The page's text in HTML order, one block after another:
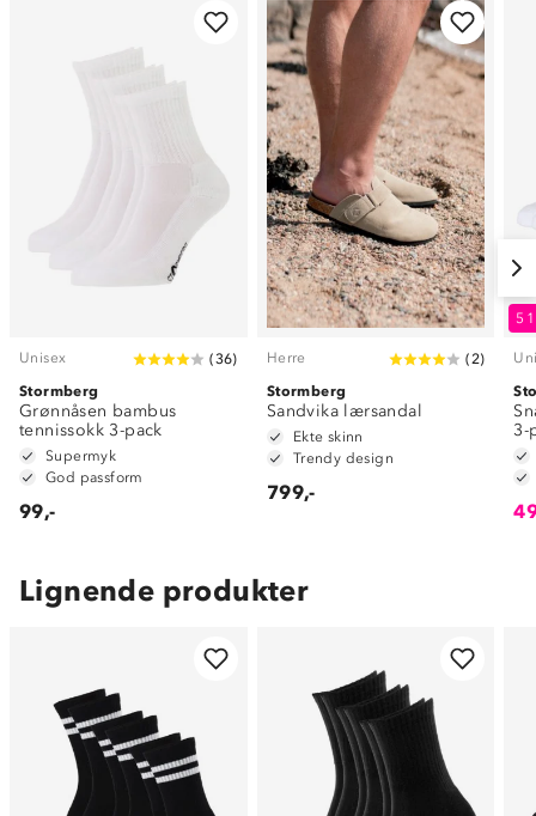
Unisex (36)
Stormberg
Grønnåsen bambus
tennissokk 3-pack
Supermyk
God passform
99,-
Herre (2)
Stormberg
Sandvika lærsandal
Ekte skinn
Trendy design
799,-
3-
Lignende produkter